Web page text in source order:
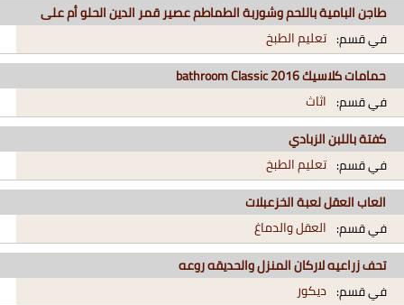
طاجن البامية باللحم وشوربة الطماطم عصير قمر الدين الحلو أم على
في قسم: تعليم الطبخ
حمامات كلاسيك 2016 bathroom Classic
في قسم: اثاث
كفتة باللبن الزبادي
في قسم: تعليم الطبخ
العاب العقل لعبة الخزعبلات
في قسم: العقل والدماغ
تحف زراعيه لاركان المنزل والحديقه روعه
في قسم: ديكور